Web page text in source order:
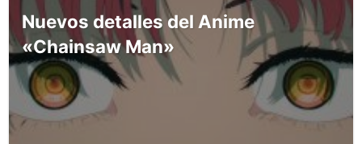
Nuevos detalles del Anime
«Chainsaw Man»